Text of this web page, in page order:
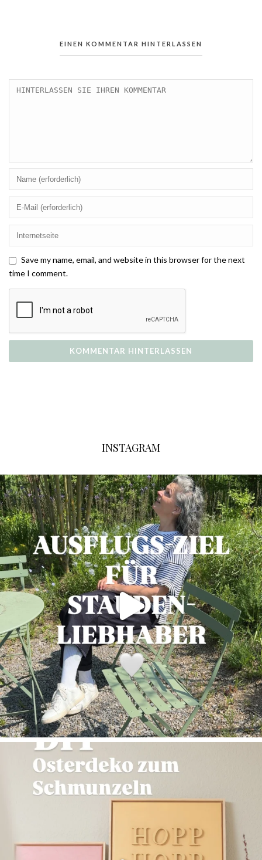
EINEN KOMMENTAR HINTERLASSEN
Save my name, email, and website in this browser for the next
time I comment.
INSTAGRAM